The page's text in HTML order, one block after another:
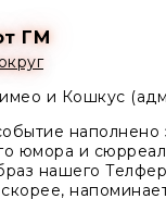
ГМ
и Кошкус
наполнено
юмора и
нашего